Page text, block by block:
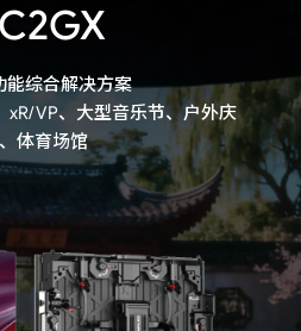
能综合解决方案
xR/VP、大型音乐节、户外庆
体育场馆